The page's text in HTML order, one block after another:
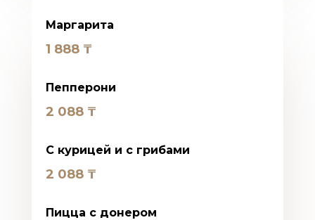
Маргарита
1 888 ₸
Пепперони
2 088 ₸
С курицей и с грибами
2 088 ₸
Пицца с донером